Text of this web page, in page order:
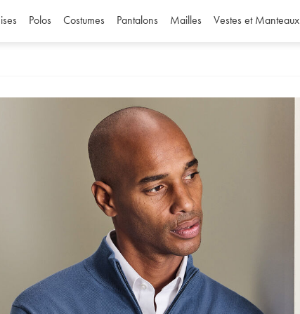
Polos Costumes Pantalons Mailles Vestes et Manteaux